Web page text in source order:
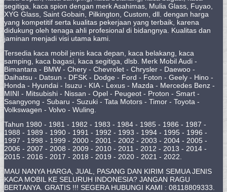
segitiga, kaca spion dengan merk Asahimas, Mulia Glass, Fuyao,
XYG Glass, Saint Gobain, Pilkington, Custom, dll. dengan harga
yang kompetitif serta kualitas pekerjaan yang terbaik, karena
didukung oleh tenaga ahli profesional di bidangnya. Kualitas dan
jaminan menjadi visi utama kami.
Tersedia kaca mobil jenis kaca depan, kaca belakang, kaca
samping, kaca bagasi, kaca segitiga, dlsb. Merk Mobil Audi -
Bimantara - BMW - Chery - Chevrolet - Chrysler - Daewoo -
Daihatsu - Datsun - DFSK - Dodge - Ford - Foton - Geely - Hino -
Honda - Hyundai - Isuzu - KIA - Lexus - Mazda - Mercedes Benz -
MINI - Mitsubishi - Nissan - Opel - Peugeot - Proton - Smart -
Ssangyong - Subaru - Suzuki - Tata Motors - Timor - Toyota -
Volkswagen - Volvo - Wuling.
Tahun 1980 - 1981 - 1982 - 1983 - 1984 - 1985 - 1986 - 1987 -
1988 - 1989 - 1990 - 1991 - 1992 - 1993 - 1994 - 1995 - 1996 -
1997 - 1998 - 1999 - 2000 - 2001 - 2002 - 2003 - 2004 - 2005 -
2006 - 2007 - 2008 - 2009 - 2010 - 2011 - 2012 - 2013 - 2014 -
2015 - 2016 - 2017 - 2018 - 2019 - 2020 - 2021 - 2022.
MAU NANYA HARGA, JUAL, PASANG DAN KIRIM SEMUA JENIS
KACA MOBIL KE SELURUH INDONESIA? JANGAN RAGU
BERTANYA. GRATIS !!! SEGERA HUBUNGI KAMI : 08118809333.